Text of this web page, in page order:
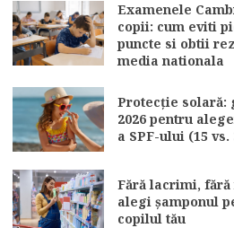
Examenele
copii: cum eviti
puncte si obtii
media nationala
Protecție solară:
2026 pentru
a SPF-ului (15 vs.
Fără lacrimi,
alegi șamponul
copilul tău